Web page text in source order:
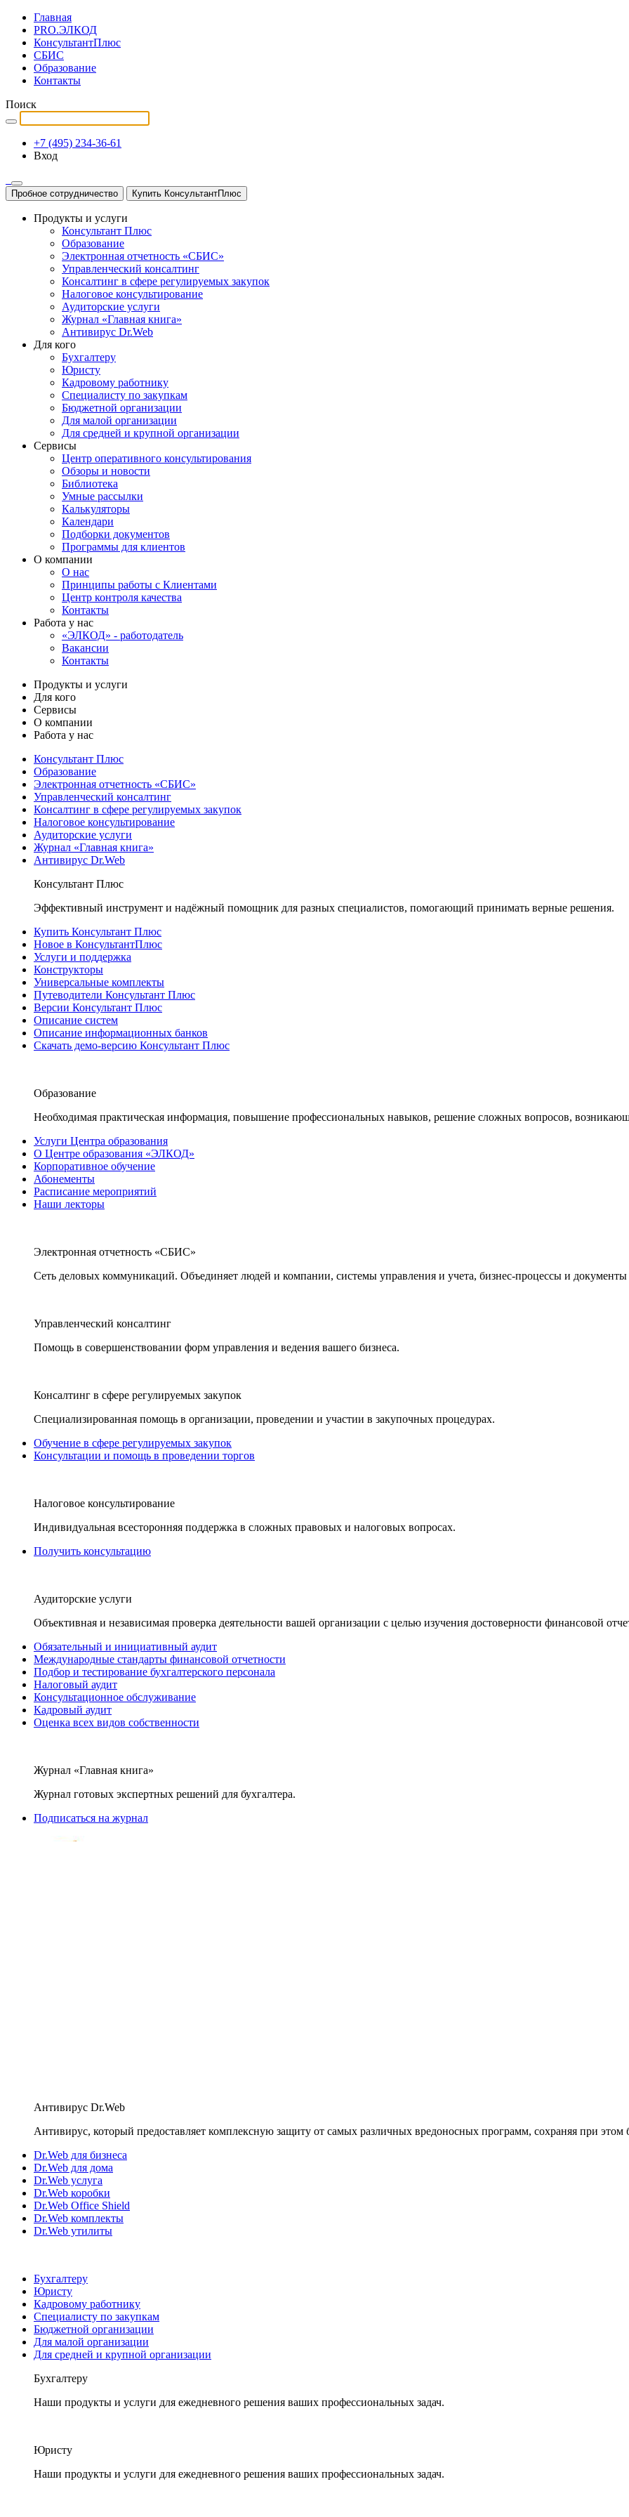
Главная
PRO.ЭЛКОД
КонсультантПлюс
СБИС
Образование
Контакты
Поиск
+7 (495) 234-36-61
Вход
Пробное сотрудничество Купить КонсультантПлюс
Продукты и услуги
Консультант Плюс
Образование
Электронная отчетность «СБИС»
Управленческий консалтинг
Консалтинг в сфере регулируемых закупок
Налоговое консультирование
Аудиторские услуги
Журнал «Главная книга»
Антивирус Dr.Web
Для кого
Бухгалтеру
Юристу
Кадровому работнику
Специалисту по закупкам
Бюджетной организации
Для малой организации
Для средней и крупной организации
Сервисы
Центр оперативного консультирования
Обзоры и новости
Библиотека
Умные рассылки
Калькуляторы
Календари
Подборки документов
Программы для клиентов
О компании
О нас
Принципы работы с Клиентами
Центр контроля качества
Контакты
Работа у нас
«ЭЛКОД» - работодатель
Вакансии
Контакты
Продукты и услуги
Для кого
Сервисы
О компании
Работа у нас
Консультант Плюс
Образование
Электронная отчетность «СБИС»
Управленческий консалтинг
Консалтинг в сфере регулируемых закупок
Налоговое консультирование
Аудиторские услуги
Журнал «Главная книга»
Антивирус Dr.Web
Консультант Плюс
Эффективный инструмент и надёжный помощник для разных специалистов, помогающий принимать верные решения.
Купить Консультант Плюс
Новое в КонсультантПлюс
Услуги и поддержка
Конструкторы
Универсальные комплекты
Путеводители Консультант Плюс
Версии Консультант Плюс
Описание систем
Описание информационных банков
Скачать демо-версию Консультант Плюс
Образование
Необходимая практическая информация, повышение профессиональных навыков, решение сложных вопросов,
Услуги Центра образования
О Центре образования «ЭЛКОД»
Корпоративное обучение
Абонементы
Расписание мероприятий
Наши лекторы
Электронная отчетность «СБИС»
Сеть деловых коммуникаций. Объединяет людей и компании, системы управления и учета, бизнес-процессы и документы
Управленческий консалтинг
Помощь в совершенствовании форм управления и ведения вашего бизнеса.
Консалтинг в сфере регулируемых закупок
Специализированная помощь в организации, проведении и участии в закупочных процедурах.
Обучение в сфере регулируемых закупок
Консультации и помощь в проведении торгов
Налоговое консультирование
Индивидуальная всесторонняя поддержка в сложных правовых и налоговых вопросах.
Получить консультацию
Аудиторские услуги
Объективная и независимая проверка деятельности вашей организации с целью изучения достоверности финансовой
Обязательный и инициативный аудит
Международные стандарты финансовой отчетности
Подбор и тестирование бухгалтерского персонала
Налоговый аудит
Консультационное обслуживание
Кадровый аудит
Оценка всех видов собственности
Журнал «Главная книга»
Журнал готовых экспертных решений для бухгалтера.
Подписаться на журнал
Антивирус Dr.Web
Антивирус, который предоставляет комплексную защиту от самых различных вредоносных программ, сохраняя при этом
Dr.Web для бизнеса
Dr.Web для дома
Dr.Web услуга
Dr.Web коробки
Dr.Web Office Shield
Dr.Web комплекты
Dr.Web утилиты
Бухгалтеру
Юристу
Кадровому работнику
Специалисту по закупкам
Бюджетной организации
Для малой организации
Для средней и крупной организации
Бухгалтеру
Наши продукты и услуги для ежедневного решения ваших профессиональных задач.
Юристу
Наши продукты и услуги для ежедневного решения ваших профессиональных задач.